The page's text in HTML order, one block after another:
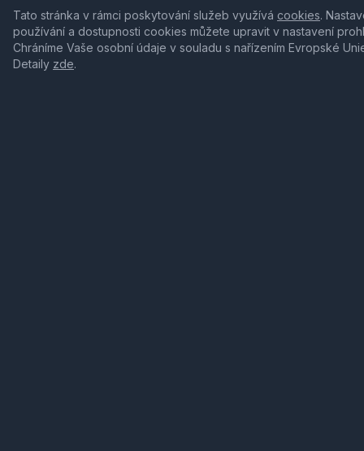
Tato stránka v rámci poskytování služeb využívá cookies.
používání a dostupnosti cookies můžete upravit v nastavení
Chráníme Vaše osobní údaje v souladu s nařízením Evropské
Detaily zde.